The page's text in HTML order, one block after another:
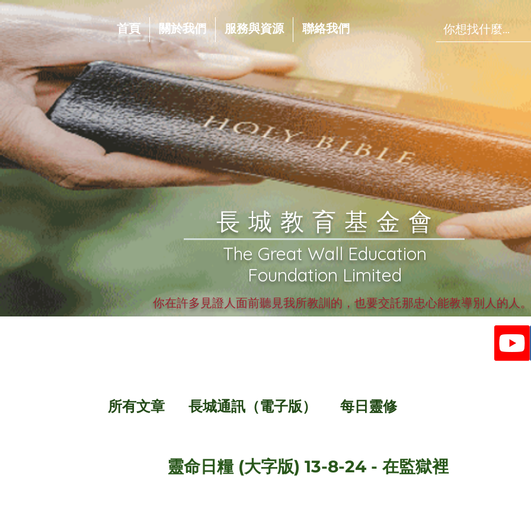
首頁 關於我們 服務與資源 聯絡我們
​長城教育基金會
​The Great Wall Education
Foundation Limited
你在許多見證人面前聽見我所教訓的，也要交託那忠心能教導別人的人
所有文章 長城通訊（電子版） 每日靈修
靈命日糧 (大字版) 13-8-24 - 在監獄裡